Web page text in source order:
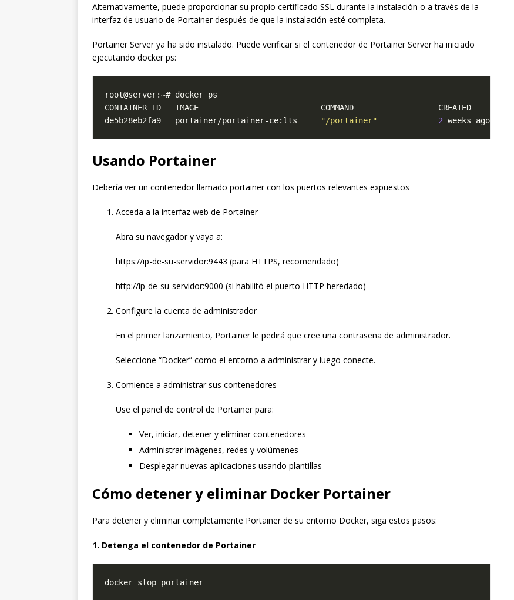
Alternativamente, puede proporcionar su propio certificado SSL durante la instalación o a través de la
interfaz de usuario de Portainer después de que la instalación esté completa.
Portainer Server ya ha sido instalado. Puede verificar si el contenedor de Portainer Server ha iniciado
ejecutando docker ps:
de5b28eb2fa9   portainer/portainer-ce:lts "/portainer" 2 weeks ago   Up
Usando Portainer
Debería ver un contenedor llamado portainer con los puertos relevantes expuestos
Acceda a la interfaz web de Portainer
Abra su navegador y vaya a:
https://ip-de-su-servidor:9443 (para HTTPS, recomendado)
http://ip-de-su-servidor:9000 (si habilitó el puerto HTTP heredado)
Configure la cuenta de administrador
En el primer lanzamiento, Portainer le pedirá que cree una contraseña de administrador.
Seleccione “Docker” como el entorno a administrar y luego conecte.
Comience a administrar sus contenedores
Use el panel de control de Portainer para:
Ver, iniciar, detener y eliminar contenedores
Administrar imágenes, redes y volúmenes
Desplegar nuevas aplicaciones usando plantillas
Cómo detener y eliminar Docker Portainer
Para detener y eliminar completamente Portainer de su entorno Docker, siga estos pasos:
1. Detenga el contenedor de Portainer